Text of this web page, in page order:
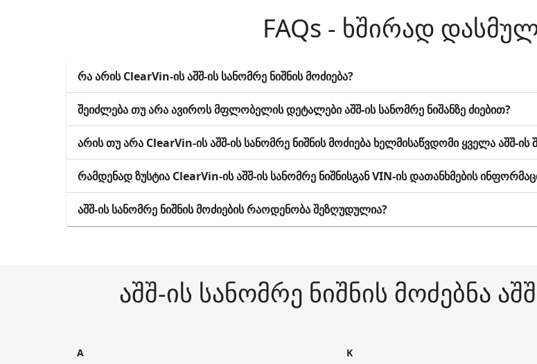
FAQs - ხშირად
რა არის ClearVin-ის აშშ-ის სანომრე ნიშნის მოძიება?
შეიძლება თუ არა ავიროს მფლობელის დეტალები აშშ-ის სანომრე ნიშანზე ძიებით?
არის თუ არა ClearVin-ის აშშ-ის სანომრე ნიშნის მოძიება ხელმისაწვდომი ყველა აშშ-ის
რამდენად ზუსტია ClearVin-ის აშშ-ის სანომრე ნიშნისგან VIN-ის დათანხმების
აშშ-ის სანომრე ნიშნის მოძიების რაოდენობა შეზღუდულია?
აშშ-ის სანომრე ნიშნის მოძებნა
A K